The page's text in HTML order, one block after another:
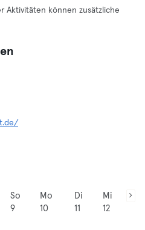
Aktivitäten können zusätzliche
So
9
Mo
10
Di
11
Mi
12